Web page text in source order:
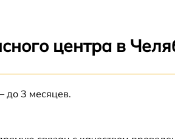
от 60 мин
центра в
до 3 месяцев.